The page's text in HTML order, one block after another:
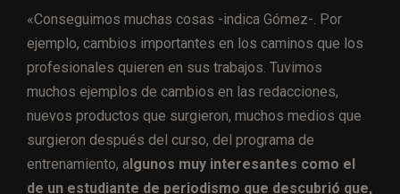
«Conseguimos muchas cosas -indica Gómez-. Por
ejemplo, cambios importantes en los caminos que los
profesionales quieren en sus trabajos. Tuvimos
muchos ejemplos de cambios en las redacciones,
nuevos productos que surgieron, muchos medios que
surgieron después del curso, del programa de
entrenamiento, algunos muy interesantes como el
de un estudiante de periodismo que descubrió que,